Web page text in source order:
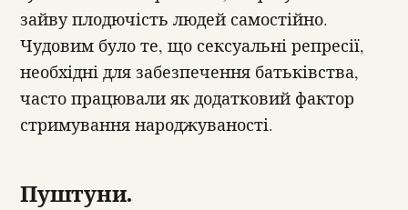
зайву плодючість людей самостійно.
Чудовим було те, що сексуальні репресії,
необхідні для забезпечення батьківства,
часто працювали як додатковий фактор
стримування народжуваності.
Пуштуни.